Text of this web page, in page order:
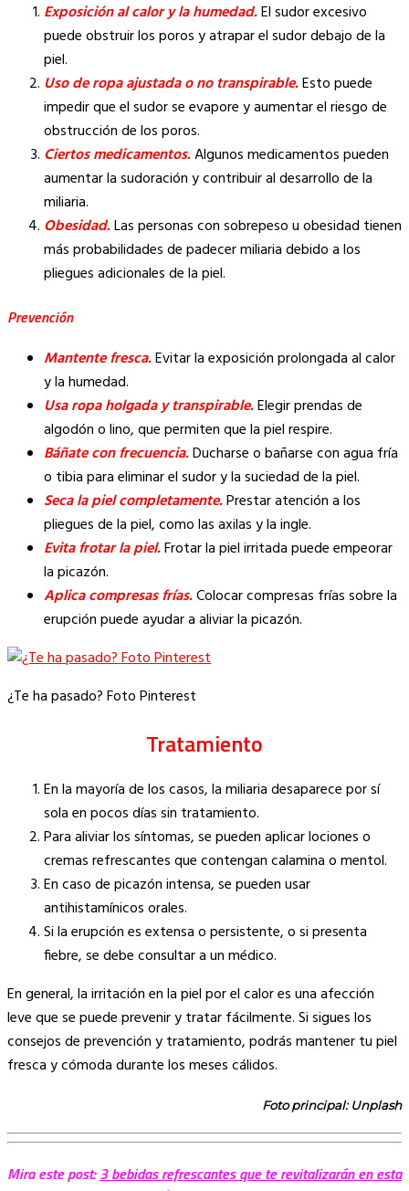
Exposición al calor y la humedad.El sudor excesivo
puede obstruir los poros y atrapar el sudor debajo de la
piel.
Uso de ropa ajustada o no transpirable.Esto puede
impedir que el sudor se evapore y aumentar el riesgo de
obstrucción de los poros.
Ciertos medicamentos.Algunos medicamentos pueden
aumentar la sudoración y contribuir al desarrollo de la
miliaria.
Obesidad.Las personas con sobrepeso u obesidad tienen
más probabilidades de padecer miliaria debido a los
pliegues adicionales de la piel.
Prevención
Mantente fresca.Evitar la exposición prolongada al calor
y la humedad.
Usa ropa holgada y transpirable.Elegir prendas de
algodón o lino, que permiten que la piel respire.
Báñate con frecuencia.Ducharse o bañarse con agua fría
o tibia para eliminar el sudor y la suciedad de la piel.
Seca la piel completamente.Prestar atención a los
pliegues de la piel, como las axilas y la ingle.
Evita frotar la piel.Frotar la piel irritada puede empeorar
la picazón.
Aplica compresas frías.Colocar compresas frías sobre la
erupción puede ayudar a aliviar la picazón.
¿Te ha pasado? Foto Pinterest
Tratamiento
En la mayoría de los casos, la miliaria desaparece por sí
sola en pocos días sin tratamiento.
Para aliviar los síntomas, se pueden aplicar lociones o
cremas refrescantes que contengan calamina o mentol.
En caso de picazón intensa, se pueden usar
antihistamínicos orales.
Si la erupción es extensa o persistente, o si presenta
fiebre, se debe consultar a un médico.
En general, la irritación en la piel por el calor es una afección
leve que se puede prevenir y tratar fácilmente. Si sigues los
consejos de prevención y tratamiento, podrás mantener tu piel
fresca y cómoda durante los meses cálidos.
Foto principal: Unplash
Mira este post:3 bebidas refrescantes que te revitalizarán en esta